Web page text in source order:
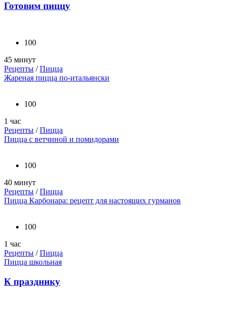
Готовим пиццу
100
45 минут
Рецепты /Пицца
Жареная пицца по-итальянски
100
1 час
Рецепты /Пицца
Пицца с ветчиной и помидорами
100
40 минут
Рецепты /Пицца
Пицца Карбонара: рецепт для настоящих гурманов
100
1 час
Рецепты /Пицца
Пицца школьная
К празднику